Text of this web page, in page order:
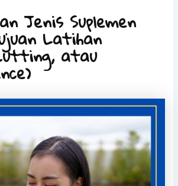
Jenis Suplemen
Latihan
atau